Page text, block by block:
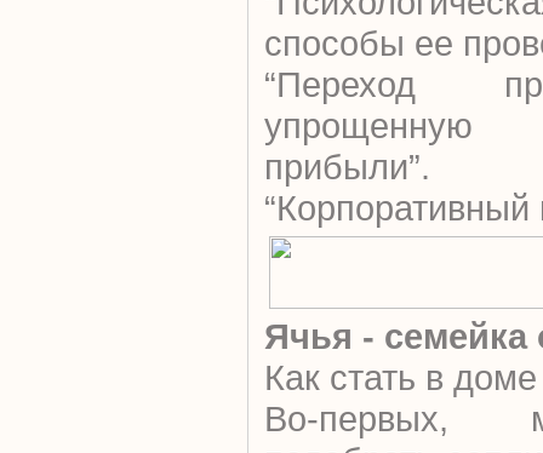
способы ее
“Переход
упрощенную
прибыли”.
“Корпоративный
Ячья - семейка
Как стать в
Во-первых,